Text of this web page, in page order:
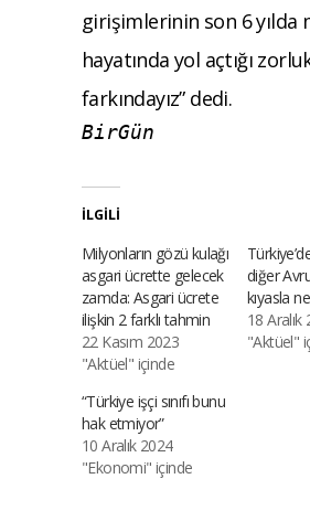
girişimlerinin son 6 yılda
hayatında yol açtığı
farkındayız” dedi.
BirGün
İLGILI
Milyonların gözü kulağı
asgari ücrette gelecek
zamda: Asgari ücrete
ilişkin 2 farklı tahmin
22 Kasım 2023
"Aktüel" içinde
diğer
kıyasla
18 Aralık
"Aktüel"
“Türkiye işçi sınıfı bunu
hak etmiyor”
10 Aralık 2024
"Ekonomi" içinde